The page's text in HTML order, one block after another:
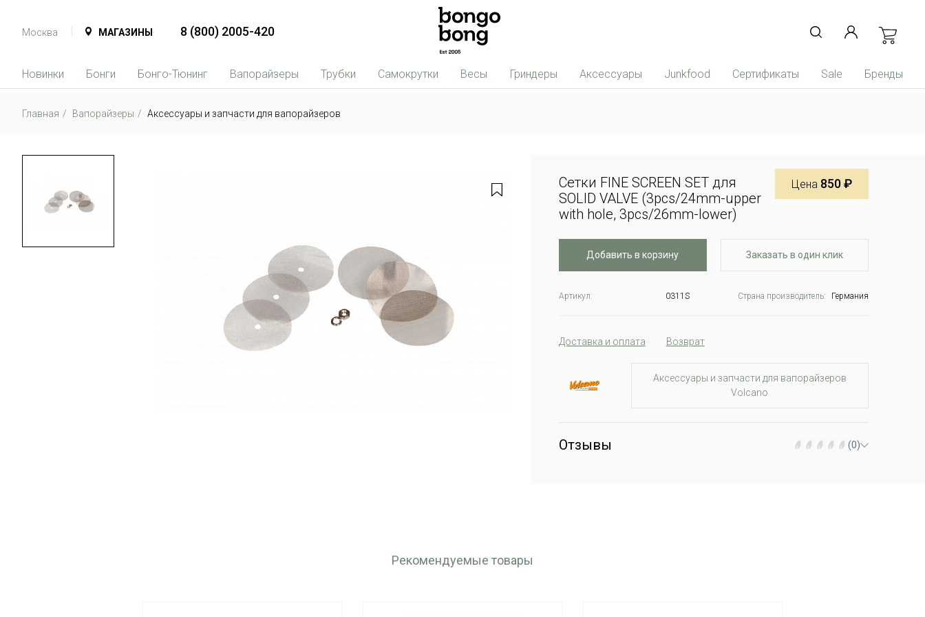
Москва МАГАЗИНЫ 8 (800) 2005-420
Новинки Бонги Бонго-Тюнинг Вапорайзеры Трубки Самокрутки Весы Гриндеры Аксессуары Junkfood Сертификаты Sale Бренды
Главная Вапорайзеры Аксессуары и запчасти для вапорайзеров
Сетки FINE SCREEN SET для
SOLID VALVE (3pcs/24mm-upper
with hole, 3pcs/26mm-lower)
Цена 850 ₽
Добавить в корзину Заказать в один клик
Артикул: 0311S Страна производитель: Германия
Доставка и оплата Возврат
Аксессуары и запчасти для вапорайзеров
Volcano
Отзывы (0)
Рекомендуемые товары